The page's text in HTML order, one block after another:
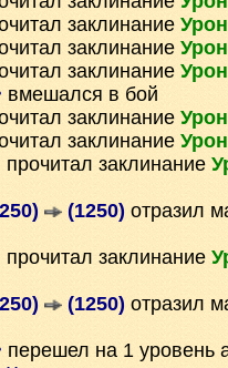
заклинание
заклинание
заклинание
вмешался в бой
заклинание
заклинание
прочитал заклинание
(1250) отразил
прочитал заклинание
(1250) отразил
перешел на 1 уровень